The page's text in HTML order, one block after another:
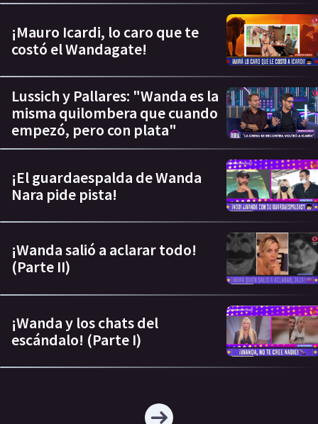
¡Mauro Icardi, lo caro que te
costó el Wandagate!
Lussich y Pallares: "Wanda es la
misma quilombera que cuando
empezó, pero con plata"
¡El guardaespalda de Wanda
Nara pide pista!
¡Wanda salió a aclarar todo!
(Parte II)
¡Wanda y los chats del
escándalo! (Parte I)